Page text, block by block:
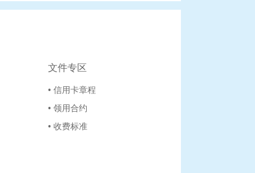
文件专区
• 信用卡章程
• 领用合约
• 收费标准